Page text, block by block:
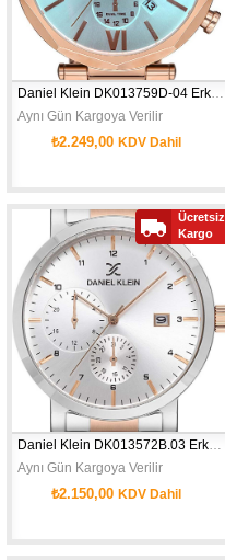
Daniel Klein DK013759D-04 Erkek Kol Saati
Aynı Gün Kargoya Verilir
₺2.249,00 KDV Dahil
Daniel Klein DK013572B.03 Erkek Kol Saati
Aynı Gün Kargoya Verilir
₺2.150,00 KDV Dahil
Ücretsiz
Kargo
Yeni
Ürün